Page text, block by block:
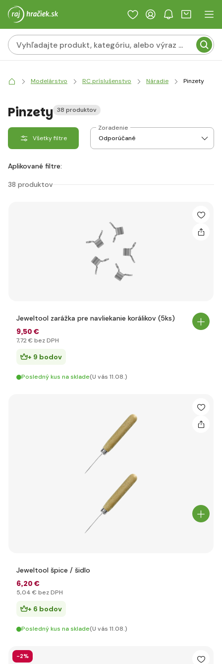
Modelárstvo RC príslušenstvo Náradie Pinzety
Pinzety 38 produktov
Všetky filtre
Zoradenie
Aplikované filtre:
38 produktov
Jeweltool zarážka pre navliekanie korálikov (5ks)
9,50 €
7,72 € bez DPH
+ 9 bodov
Posledný kus na sklade(U vás 11.08.)
Jeweltool špice / šidlo
6,20 €
5,04 € bez DPH
+ 6 bodov
Posledný kus na sklade(U vás 11.08.)
-2%